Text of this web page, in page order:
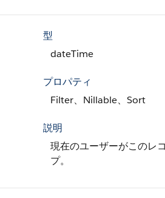
型
dateTime
プロパティ
Filter、Nillable、Sort
説明
現在のユーザーがこのレ
プ。